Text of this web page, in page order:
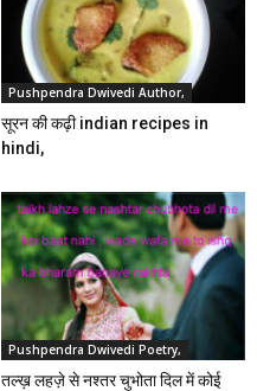
Pushpendra Dwivedi Author,
सूरन की कढ़ी indian recipes in
hindi,
Pushpendra Dwivedi Poetry,
तल्ख़ लहज़े से नश्तर चुभोता दिल में कोई